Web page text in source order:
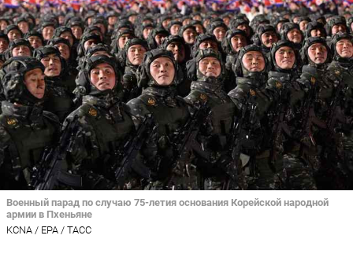
Военный парад по случаю 75-летия основания Корейской народной
армии в Пхеньяне
KCNA / EPA / ТАСС